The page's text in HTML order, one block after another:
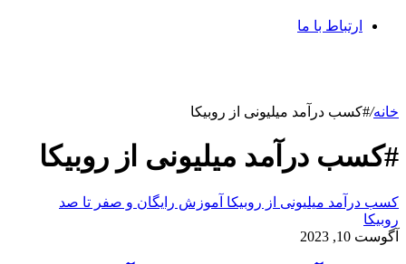
ارتباط با ما
خانه/#کسب درآمد میلیونی از روبیکا
#کسب درآمد میلیونی از روبیکا
کسب درآمد میلیونی از روبیکا آموزش رایگان و صفر تا صد
روبیکا
آگوست 10, 2023